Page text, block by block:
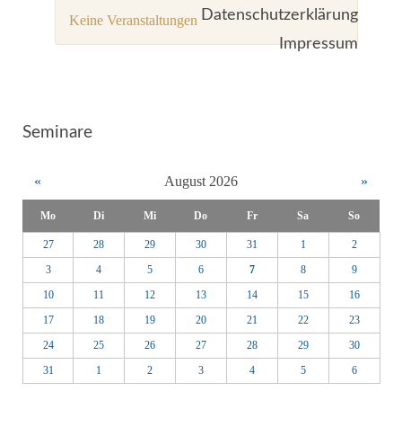
Datenschutzerklärung
Impressum
Keine Veranstaltungen
Seminare
« August 2026 »
Mo Di Mi Do Fr Sa So
27 28 29 30 31 1
2
3
4 5 6 7 8
9
10
11 12 13 14 15
16
17
18 19 20 21 22
23
24
25 26 27 28 29
30
31
1 2 3 4 5 6